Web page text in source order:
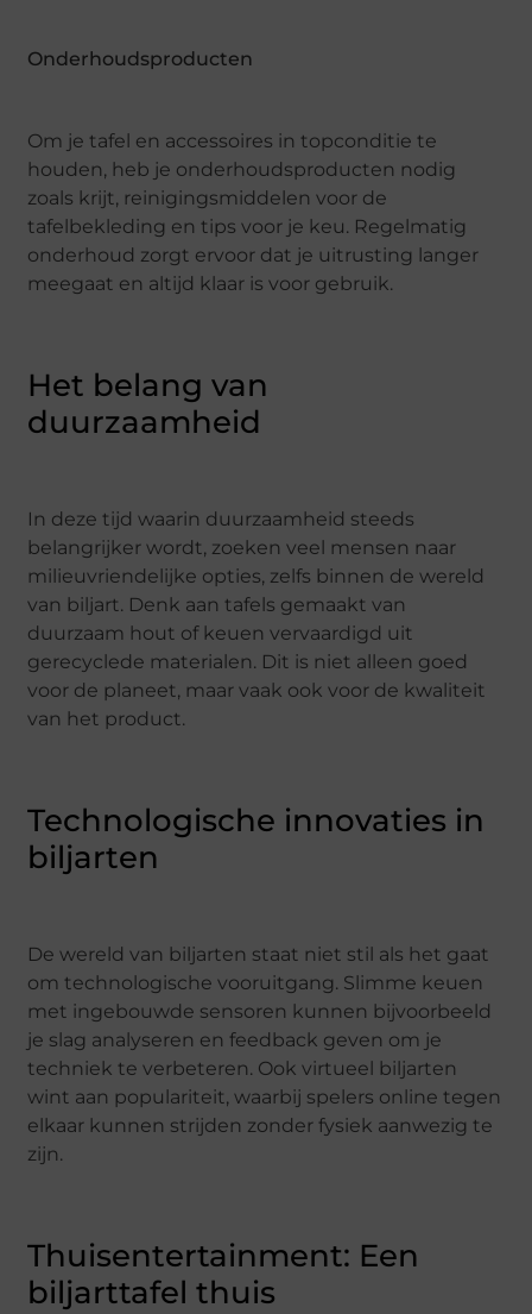
Onderhoudsproducten
Om je tafel en accessoires in topconditie te
houden, heb je onderhoudsproducten nodig
zoals krijt, reinigingsmiddelen voor de
tafelbekleding en tips voor je keu. Regelmatig
onderhoud zorgt ervoor dat je uitrusting langer
meegaat en altijd klaar is voor gebruik.
Het belang van
duurzaamheid
In deze tijd waarin duurzaamheid steeds
belangrijker wordt, zoeken veel mensen naar
milieuvriendelijke opties, zelfs binnen de wereld
van biljart. Denk aan tafels gemaakt van
duurzaam hout of keuen vervaardigd uit
gerecyclede materialen. Dit is niet alleen goed
voor de planeet, maar vaak ook voor de kwaliteit
van het product.
Technologische innovaties in
biljarten
De wereld van biljarten staat niet stil als het gaat
om technologische vooruitgang. Slimme keuen
met ingebouwde sensoren kunnen bijvoorbeeld
je slag analyseren en feedback geven om je
techniek te verbeteren. Ook virtueel biljarten
wint aan populariteit, waarbij spelers online tegen
elkaar kunnen strijden zonder fysiek aanwezig te
zijn.
Thuisentertainment: Een
biljarttafel thuis